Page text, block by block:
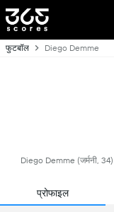
फुटबॉल Diego Demme
Diego Demme (जर्मनी,
प्रोफाइल